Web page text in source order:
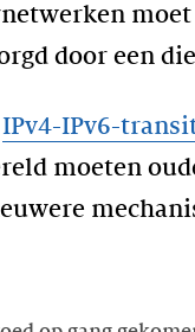
door een
IPv4-IPv6-t
moeten